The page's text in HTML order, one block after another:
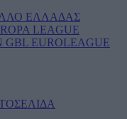
ΕΛΛΑΔΑΣ
LEAGUE
GBL EUROLEAGUE